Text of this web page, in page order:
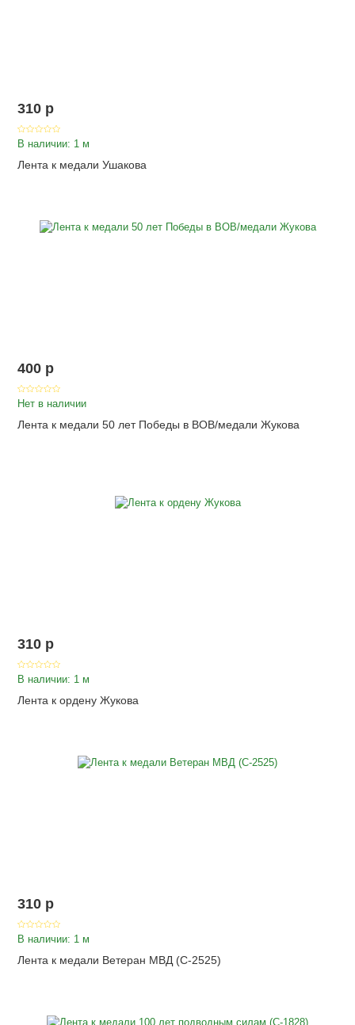
310 p
В наличии: 1 м
Лента к медали Ушакова
400 p
Нет в наличии
Лента к медали 50 лет Победы в ВОВ/медали Жукова
310 p
В наличии: 1 м
Лента к ордену Жукова
310 p
В наличии: 1 м
Лента к медали Ветеран МВД (С-2525)